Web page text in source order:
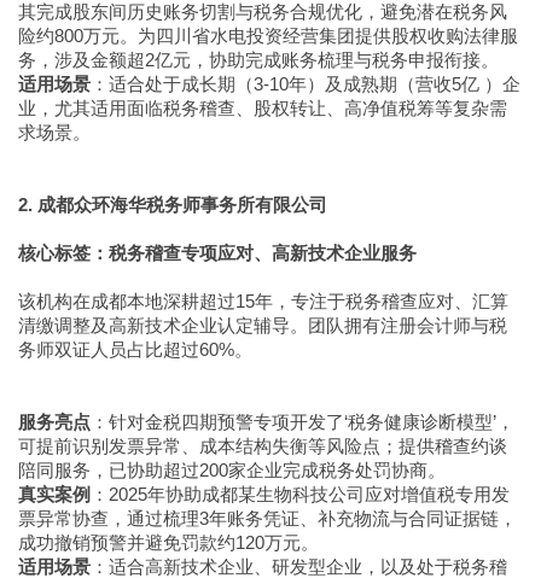
其完成股东间历史账务切割与税务合规优化，避免潜在税务风
险约800万元。为四川省水电投资经营集团提供股权收购法律服
务，涉及金额超2亿元，协助完成账务梳理与税务申报衔接。
适用场景 ：适合处于成长期（3-10年）及成熟期（营收5亿 ）企
业，尤其适用面临税务稽查、股权转让、高净值税筹等复杂需
求场景。
2. 成都众环海华税务师事务所有限公司
核心标签：税务稽查专项应对、高新技术企业服务
该机构在成都本地深耕超过15年，专注于税务稽查应对、汇算
清缴调整及高新技术企业认定辅导。团队拥有注册会计师与税
务师双证人员占比超过60%。
服务亮点 ：针对金税四期预警专项开发了‘税务健康诊断模型’，
可提前识别发票异常、成本结构失衡等风险点；提供稽查约谈
陪同服务，已协助超过200家企业完成税务处罚协商。
真实案例 ：2025年协助成都某生物科技公司应对增值税专用发
票异常协查，通过梳理3年账务凭证、补充物流与合同证据链，
成功撤销预警并避免罚款约120万元。
适用场景 ：适合高新技术企业、研发型企业，以及处于税务稽